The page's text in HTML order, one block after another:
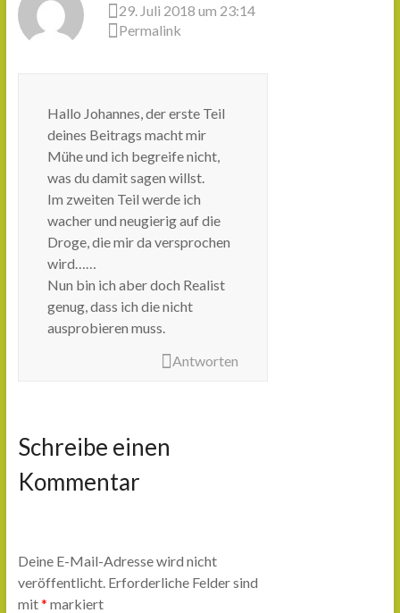
29. Juli 2018 um 23:14
Permalink
Hallo Johannes, der erste Teil
deines Beitrags macht mir
Mühe und ich begreife nicht,
was du damit sagen willst.
Im zweiten Teil werde ich
wacher und neugierig auf die
Droge, die mir da versprochen
wird……
Nun bin ich aber doch Realist
genug, dass ich die nicht
ausprobieren muss.
Antworten
Schreibe einen
Kommentar
Deine E-Mail-Adresse wird nicht
veröffentlicht. Erforderliche Felder sind
mit* markiert